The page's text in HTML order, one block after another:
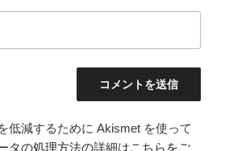
低減するために Akismet を使って
タの処理方法の詳細はこちらをご